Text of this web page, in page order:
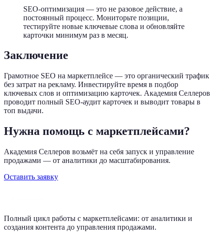
SEO-оптимизация — это не разовое действие, а
постоянный процесс. Мониторьте позиции,
тестируйте новые ключевые слова и обновляйте
карточки минимум раз в месяц.
Заключение
Грамотное SEO на маркетплейсе — это органический трафик
без затрат на рекламу. Инвестируйте время в подбор
ключевых слов и оптимизацию карточек. Академия Селлеров
проводит полный SEO-аудит карточек и выводит товары в
топ выдачи.
Нужна помощь с маркетплейсами?
Академия Селлеров возьмёт на себя запуск и управление
продажами — от аналитики до масштабирования.
Оставить заявку
Полный цикл работы с маркетплейсами: от аналитики и
создания контента до управления продажами.